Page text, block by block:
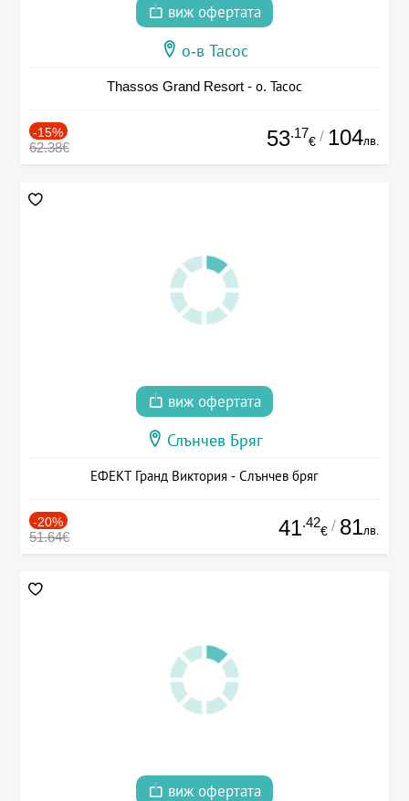
виж офертата
о-в Тасос
Thassos Grand Resort - о. Тасос
-15%
62.38€ 53.17
€ / 104лв.
виж офертата
Слънчев Бряг
ЕФЕКТ Гранд Виктория - Слънчев бряг
-20%
51.64€ 41.42
€ / 81лв.
виж офертата